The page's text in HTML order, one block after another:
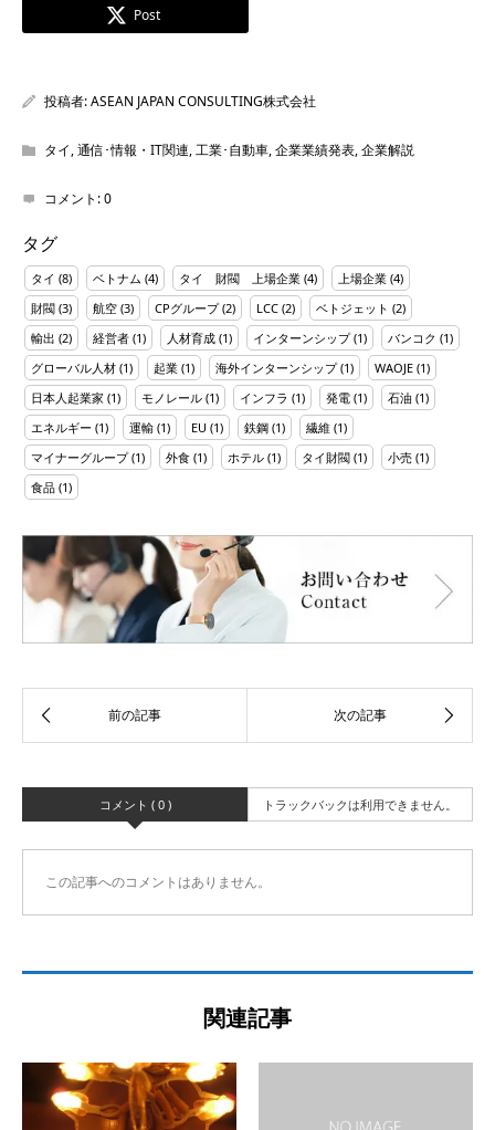
Post
投稿者:ASEAN JAPAN CONSULTING株式会社
タイ,通信･情報・IT関連,工業･自動車,企業業績発表,企業解説
コメント:0
タグ
タイ (8) ベトナム (4) タイ 財閥 上場企業 (4) 上場企業 (4)
財閥 (3) 航空 (3) CPグループ(2) LCC (2) ベトジェット (2)
輸出 (2) 経営者 (1) 人材育成 (1) インターンシップ(1) バンコク (1)
グローバル人材 (1) 起業 (1) 海外インターンシップ(1) WAOJE (1)
日本人起業家 (1) モノレール (1) インフラ (1) 発電 (1) 石油 (1)
エネルギー (1) 運輸 (1) EU (1) 鉄鋼 (1) 繊維 (1)
マイナーグループ(1) 外食 (1) ホテル (1) タイ財閥 (1) 小売 (1)
食品 (1)
コメント ( 0 ) トラックバックは利用できません。
この記事へのコメントはありません。
関連記事